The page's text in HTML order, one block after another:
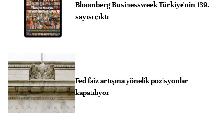
Bloomberg Businessweek Türkiye'nin 139.
sayısı çıktı
Fed faiz artışına yönelik pozisyonlar
kapatılıyor